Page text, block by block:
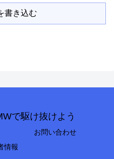
書き込む
で駆け抜けよう
お問い合わせ
情報